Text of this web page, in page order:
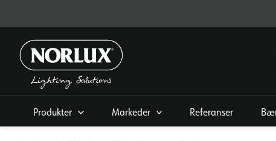
innholdet
Produkter Markeder Referanser